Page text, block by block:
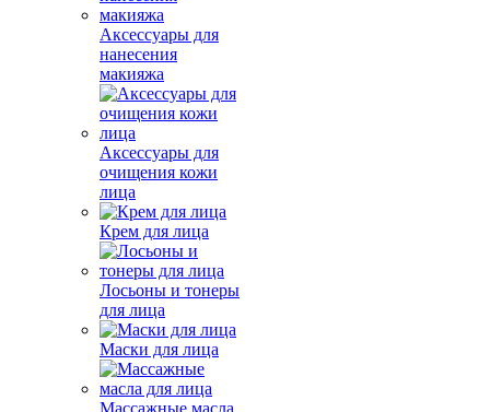
Аксессуары для
нанесения
макияжа
Аксессуары для
очищения кожи
лица
Крем для лица
Лосьоны и тонеры
для лица
Маски для лица
Массажные масла